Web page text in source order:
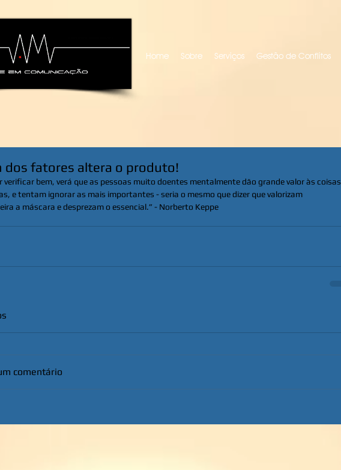
Home Sobre Serviços Gestão de Conflitos
dos fatores altera o produto!
verificar bem, verá que as pessoas muito doentes mentalmente dão grande valor às coisas
e tentam ignorar as mais importantes - seria o mesmo que dizer que valorizam
a máscara e desprezam o essencial.” - Norberto Keppe
comentário